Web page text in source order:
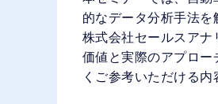
的なデータ分析手法を
株式会社セールスア
価値と実際のアプロ
くご参考いただける内